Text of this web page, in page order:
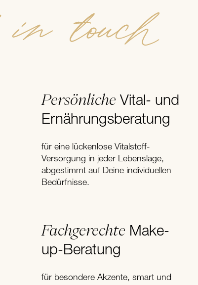
touch
Persönliche Vital- und
Ernährungsberatung
für eine lückenlose Vitalstoff-
Versorgung in jeder Lebenslage,
abgestimmt auf Deine individuellen
Bedürfnisse.
Fachgerechte Make-
up-Beratung
für besondere Akzente, smart und